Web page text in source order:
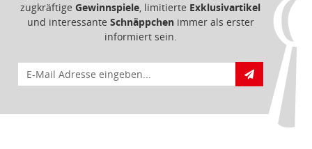
zugkräftige Gewinnspiele, limitierte Exklusivartikel
und interessante Schnäppchenimmer als erster
informiert sein.
E-Mail für Newsletteranmeldung